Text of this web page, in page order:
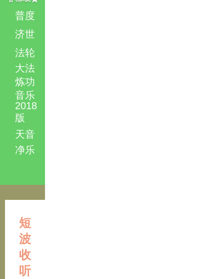
普度
济世
法轮
大法
炼功
音乐
2018
版
天音
净乐
短
波
收
听